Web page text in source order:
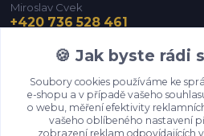
Miroslav Cvek
+420 736 528 461
info@roprakafe.cz
🍪 Jak byste rádi
Soubory cookies používáme ke
e-shopu a v případě vašeho
o webu, měření efektivity
vašeho oblíbeného nastavení
zobrazení reklam odpovídajících